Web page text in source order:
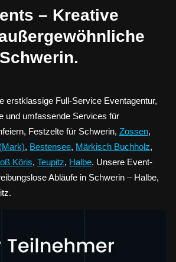
– Kreative
erstklassige Full-Service Eventagentur,
und umfassende Services für
Festzelte für Schwerin, Zossen,
, Bestensee, Märkisch Buchholz,
Köris, Teupitz, Halbe. Unsere Event-
Abläufe in Schwerin – Halbe,